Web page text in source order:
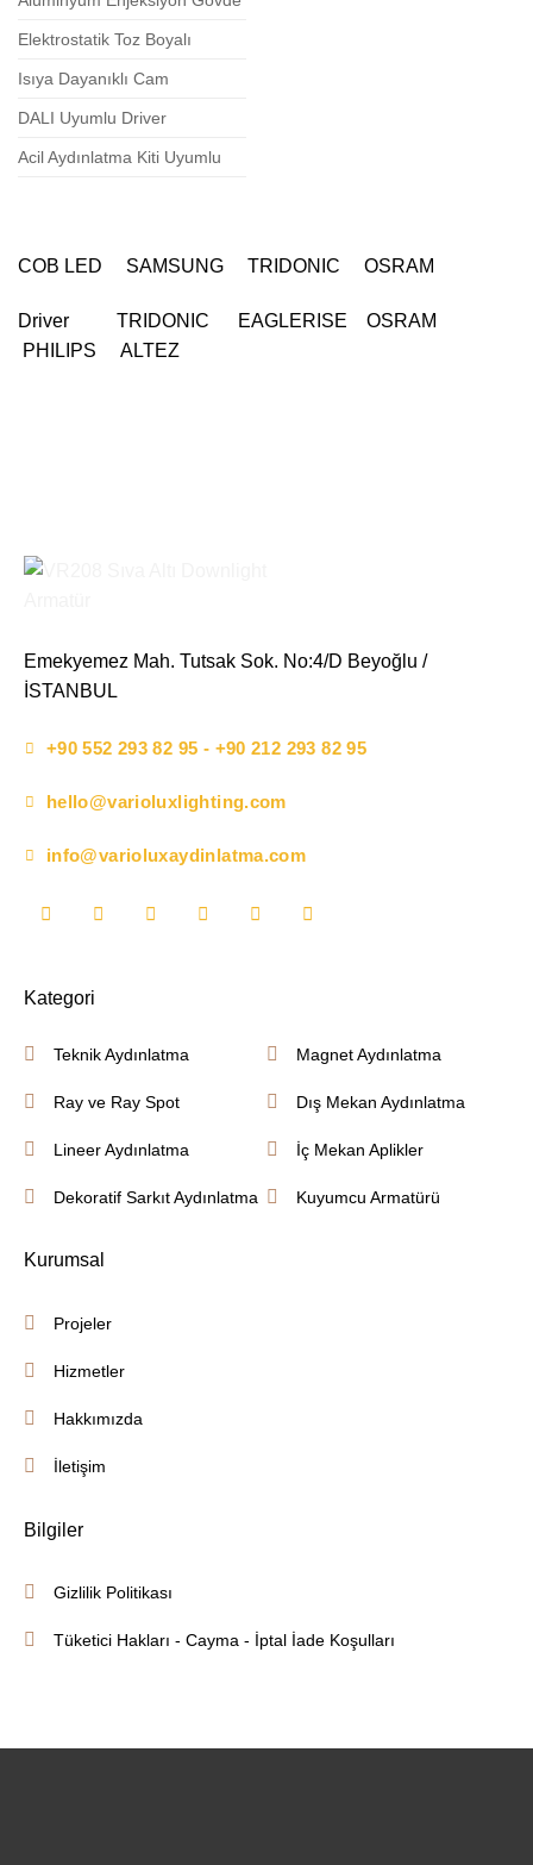
Elektrostatik Toz Boyalı
Isıya Dayanıklı Cam
DALI Uyumlu Driver
Acil Aydınlatma Kiti Uyumlu
COB LED SAMSUNG TRIDONIC OSRAM
Driver TRIDONIC EAGLERISE OSRAM
PHILIPS ALTEZ
Emekyemez Mah. Tutsak Sok. No:4/D Beyoğlu /
İSTANBUL
+90 552 293 82 95 - +90 212 293 82 95
hello@varioluxlighting.com
info@varioluxaydinlatma.com
Kategori
Teknik Aydınlatma
Ray ve Ray Spot
Lineer Aydınlatma
Dekoratif Sarkıt Aydınlatma
Magnet Aydınlatma
Dış Mekan Aydınlatma
İç Mekan Aplikler
Kuyumcu Armatürü
Kurumsal
Projeler
Hizmetler
Hakkımızda
İletişim
Bilgiler
Gizlilik Politikası
Tüketici Hakları - Cayma - İptal İade Koşulları